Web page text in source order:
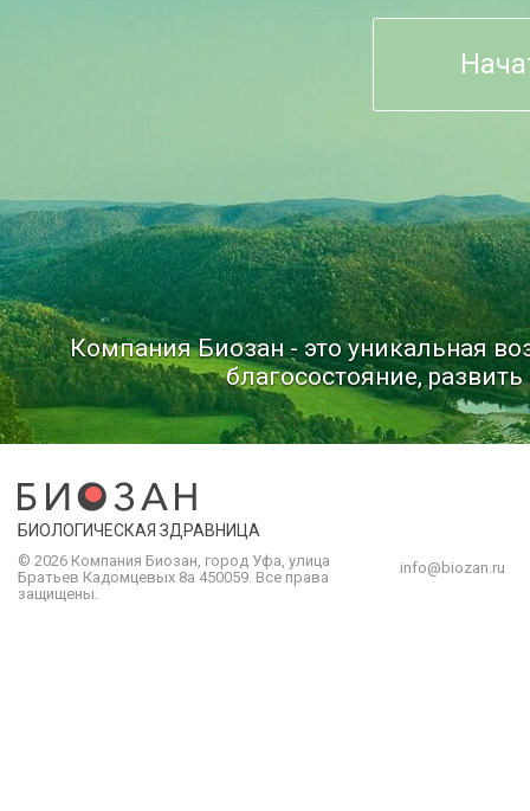
Компания Биозан - это уникальная
благосостояние,
БИОЛОГИЧЕСКАЯ ЗДРАВНИЦА
© 2026 Компания Биозан город Уфа , улица
Братьев Кадомцевых 8а 450059 Все права
защищены.
info@biozan.ru